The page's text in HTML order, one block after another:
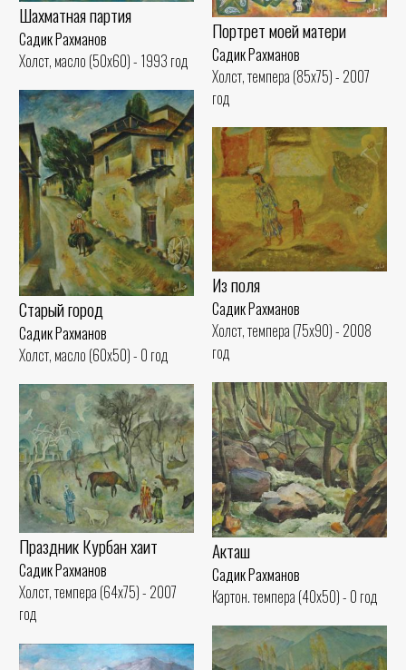
Портрет моей матери
Садик Рахманов
Холст, темпера (85x75) - 2007
год
Шахматная партия
Садик Рахманов
Холст, масло (50x60) - 1993 год
Старый город
Садик Рахманов
Холст, масло (60x50) - 0 год
Из поля
Садик Рахманов
Холст, темпера (75x90) - 2008
год
Акташ
Садик Рахманов
Картон. темпера (40x50) - 0 год
Праздник Курбан хаит
Садик Рахманов
Холст, темпера (64x75) - 2007
год